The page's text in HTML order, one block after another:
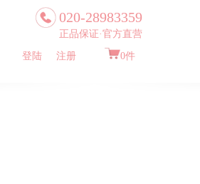
020-28983359
正品保证·官方直营
登陆 注册 0件